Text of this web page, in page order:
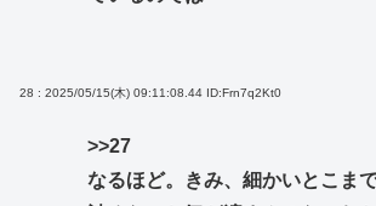
28 : 2025/05/15(木) 09:11:08.44 ID:Frn7q2Kt0
>>27
なるほど。きみ、細かいとこま